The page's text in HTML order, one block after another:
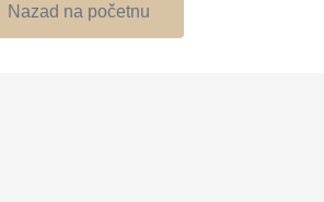
Nazad na početnu